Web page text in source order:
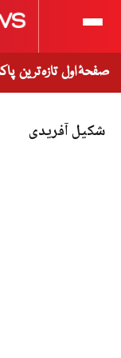
صفحۂ اول تازہ ترین
شکیل آفریدی